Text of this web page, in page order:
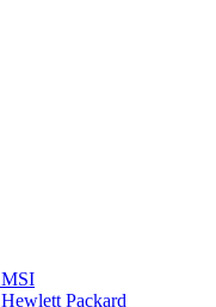
MSI
Packard